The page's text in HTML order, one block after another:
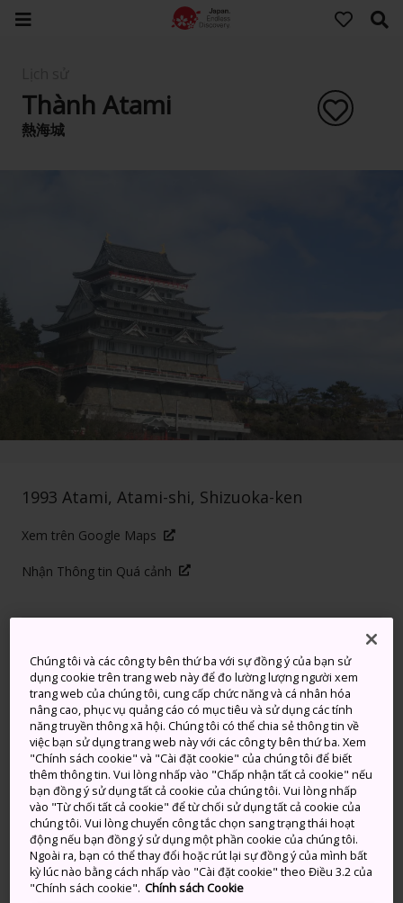
Thành Atami
熱海城
1993 Atami, Atami-shi, Shizuoka-ken
Xem trên Google Maps
Nhận Thông tin Quá cảnh
Một thành được xây dựng chỉ
nhằm mục đích giải trí với tầm
nhìn toàn cảnh Vịnh Sagami
Thành Atami, nằm ở độ cao 120 m so với mực nước
biển, toát lên vẻ lịch sử cổ kính. Tuy nơi đây lấy cảm
hứng từ các thành được xây dựng trong thời kì
Momoyama (1568 – 1600), thành này là một trong các
thành mới nhất của Nhật, chỉ mới có từ năm 1959.
Chúng tôi và các công ty bên thứ ba với sự đồng ý của bạn sử
dụng cookie trên trang web này để đo lường lượng người xem
trang web của chúng tôi, cung cấp chức năng và cá nhân hóa
nâng cao, phục vụ quảng cáo có mục tiêu và sử dụng các tính
năng truyền thông xã hội. Chúng tôi có thể chia sẻ thông tin về
việc bạn sử dụng trang web này với các công ty bên thứ ba. Xem
"Chính sách cookie" và "Cài đặt cookie" của chúng tôi để biết
thêm thông tin. Vui lòng nhấp vào "Chấp nhận tất cả cookie" nếu
bạn đồng ý sử dụng tất cả cookie của chúng tôi. Vui lòng nhấp
vào "Từ chối tất cả cookie" để từ chối sử dụng tất cả cookie của
chúng tôi. Vui lòng chuyển công tắc chọn sang trạng thái hoạt
động nếu bạn đồng ý sử dụng một phần cookie của chúng tôi.
Ngoài ra, bạn có thể thay đổi hoặc rút lại sự đồng ý của mình bất
kỳ lúc nào bằng cách nhấp vào "Cài đặt cookie" theo Điều 3.2 của
"Chính sách cookie". Chính sách Cookie